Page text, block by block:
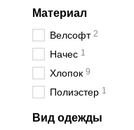
Материал
Велсофт 2
Начес 1
Хлопок 9
Полиэстер 1
Вид одежды